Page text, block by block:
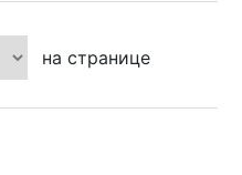
на странице